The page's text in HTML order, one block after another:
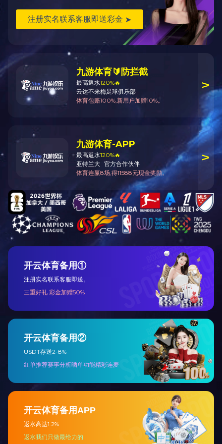
国家产权优势企业
监控化学品生产特别许可证
长葛市工会工作先进性企业
关于我们
公司简介
企业文化